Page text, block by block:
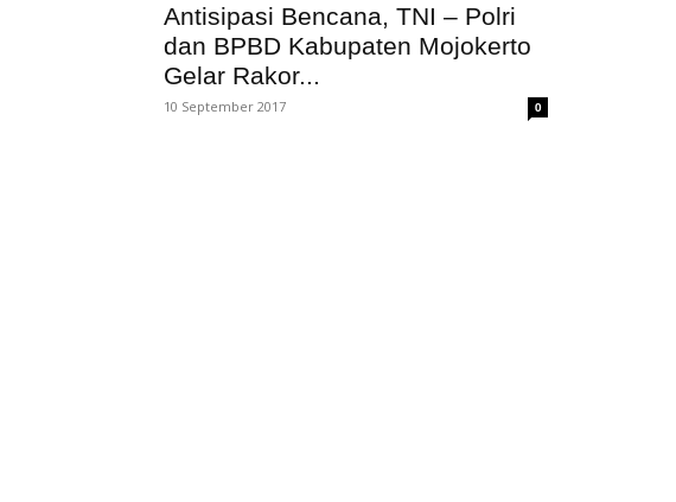
Antisipasi Bencana, TNI – Polri
dan BPBD Kabupaten Mojokerto
Gelar Rakor...
10 September 2017 0